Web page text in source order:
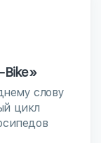
Bike»
слову
цикл